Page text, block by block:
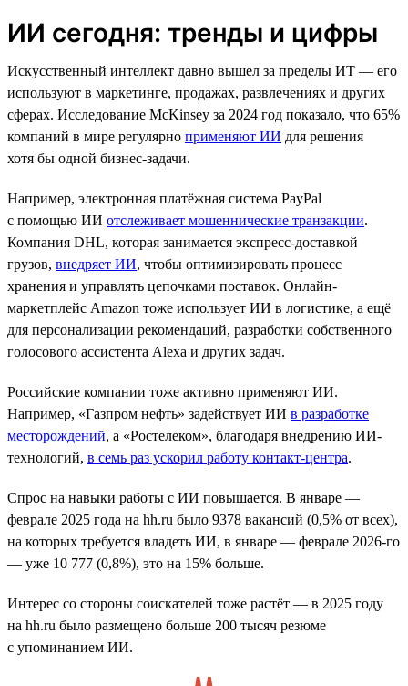
ИИ сегодня: тренды и цифры
Искусственный интеллект давно вышел за пределы ИТ — его
используют в маркетинге, продажах, развлечениях и других
сферах. Исследование McKinsey за 2024 год показало, что 65%
компаний в мире регулярно применяют ИИ для решения
хотя бы одной бизнес-задачи.
Например, электронная платёжная система PayPal
с помощью ИИ отслеживает мошеннические транзакции.
Компания DHL, которая занимается экспресс-доставкой
грузов, внедряет ИИ, чтобы оптимизировать процесс
хранения и управлять цепочками поставок. Онлайн-
маркетплейс Amazon тоже использует ИИ в логистике, а ещё
для персонализации рекомендаций, разработки собственного
голосового ассистента Alexa и других задач.
Российские компании тоже активно применяют ИИ.
Например, «Газпром нефть» задействует ИИ в разработке
месторождений, а «Ростелеком», благодаря внедрению ИИ-
технологий, в семь раз ускорил работу контакт-центра.
Спрос на навыки работы с ИИ повышается. В январе —
феврале 2025 года на hh.ru было 9378 вакансий (0,5% от всех),
на которых требуется владеть ИИ, в январе — феврале 2026-го
— уже 10 777 (0,8%), это на 15% больше.
Интерес со стороны соискателей тоже растёт — в 2025 году
на hh.ru было размещено больше 200 тысяч резюме
с упоминанием ИИ.